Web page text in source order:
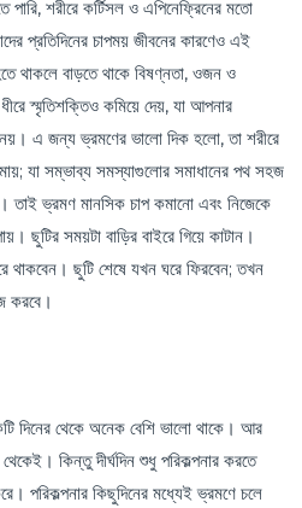
শরীরে কর্টিসল ও এপিনেফ্রিনের মতো
প্রতিদিনের চাপময় জীবনের কারণেও এই
থাকলে বাড়তে থাকে বিষণ্নতা, ওজন ও
স্মৃতিশক্তিও কমিয়ে দেয়, যা আপনার
এ জন্য ভ্রমণের ভালো দিক হলো, তা শরীরে
যা সম্ভাব্য সমস্যাগুলোর সমাধানের পথ সহজ
ভ্রমণ মানসিক চাপ কমানো এবং নিজেকে
ছুটির সময়টা বাড়ির বাইরে গিয়ে কাটান।
থাকবেন। ছুটি শেষে যখন ঘরে ফিরবেন; তখন
করবে।
দিনের থেকে অনেক বেশি ভালো থাকে। আর
কিন্তু দীর্ঘদিন শুধু পরিকল্পনার করতে
পরিকল্পনার কিছুদিনের মধ্যেই ভ্রমণে চলে